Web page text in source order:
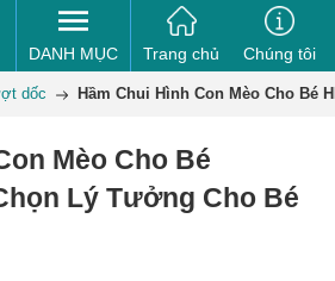
DANH MỤC Trang chủ Chúng tôi
dốc Hầm Chui Hình Con Mèo Cho Bé
Mèo Cho Bé
Lý Tưởng Cho Bé